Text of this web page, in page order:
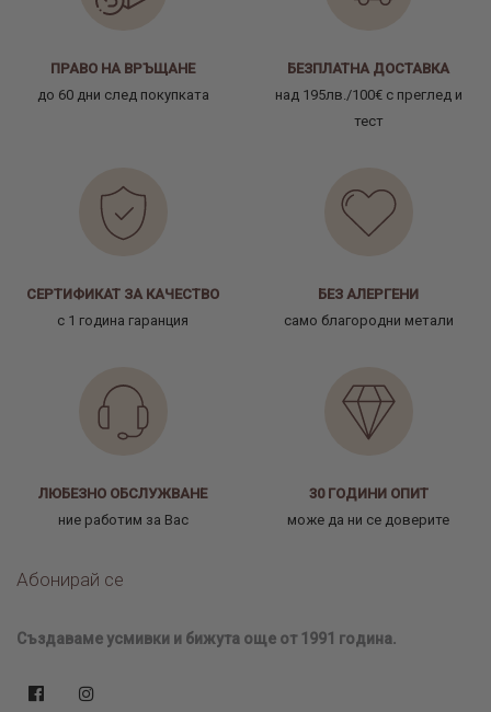
ПРАВО НА ВРЪЩАНЕ
до 60 дни след покупката
БЕЗПЛАТНА ДОСТАВКА
над 195лв./100€ с преглед и
тест
СЕРТИФИКАТ ЗА КАЧЕСТВО
с 1 година гаранция
БЕЗ АЛЕРГЕНИ
само благородни метали
ЛЮБЕЗНО ОБСЛУЖВАНЕ
ние работим за Вас
30 ГОДИНИ ОПИТ
може да ни се доверите
Абонирай се
Създаваме усмивки и бижута още от 1991 година.